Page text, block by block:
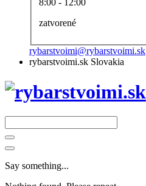
8:00 - 12:00
zatvorené
rybarstvoimi@rybarstvoimi.sk
rybarstvoimi.sk Slovakia
Say something...